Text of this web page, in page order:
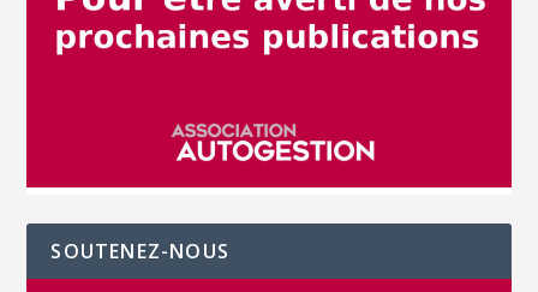
SOUTENEZ-NOUS